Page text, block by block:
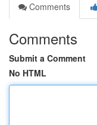
Comments
Comments
Submit a Comment
No HTML